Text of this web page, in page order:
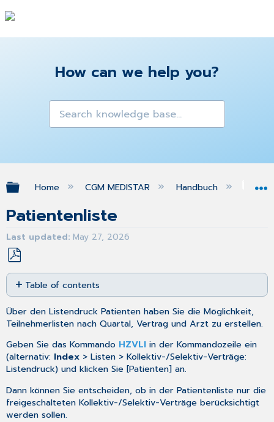
How can we help you?
Expand/collapse global hierarchy
Home CGM MEDISTAR Handbuch
Patientenliste
Last updated May 27, 2026
Save
as
PDF
Table of contents
No
headers
Über den Listendruck Patienten haben Sie die Möglichkeit,
Teilnehmerlisten nach Quartal, Vertrag und Arzt zu erstellen.
Geben Sie das Kommando HZVLI in der Kommandozeile ein
(alternativ: Index > Listen > Kollektiv-/Selektiv-Verträge:
Listendruck) und klicken Sie [Patienten] an.
Dann können Sie entscheiden, ob in der Patientenliste nur die
freigeschalteten Kollektiv-/Selektiv-Verträge berücksichtigt
werden sollen.